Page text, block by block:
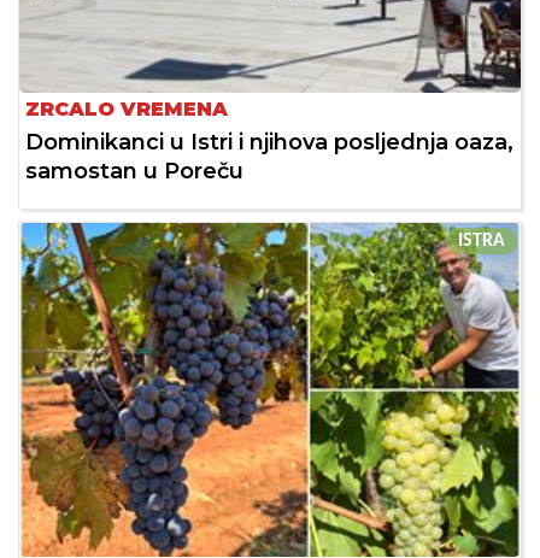
ZRCALO VREMENA
Dominikanci u Istri i njihova posljednja oaza,
samostan u Poreču
ISTRA